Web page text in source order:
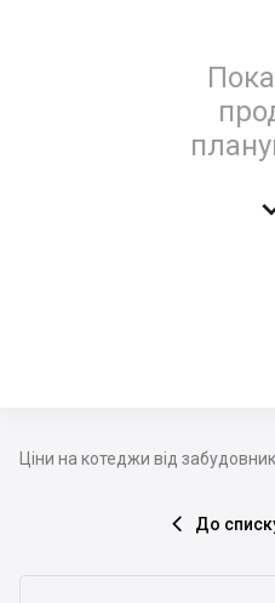
Ціни на котеджи від
 До